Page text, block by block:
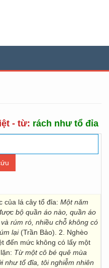
- từ: rách như tổ đỉa
của lá cây tổ đỉa: Một năm
bộ quần áo nào, quần áo
rúm ró, nhiều chỗ không có
lại (Trần Bảo). 2. Nghèo
đến mức không có lấy một
Từ một cô bé quê mùa
như tổ đỉa, tôi nghiễm nhiên